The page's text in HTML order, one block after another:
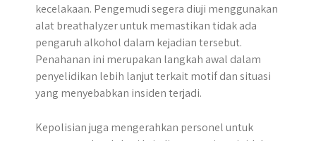
kecelakaan. Pengemudi segera diuji menggunakan
alat breathalyzer untuk memastikan tidak ada
pengaruh alkohol dalam kejadian tersebut.
Penahanan ini merupakan langkah awal dalam
penyelidikan lebih lanjut terkait motif dan situasi
yang menyebabkan insiden terjadi.
Kepolisian juga mengerahkan personel untuk